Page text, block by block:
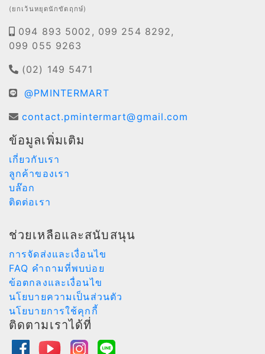
(ยกเว้นหยุดนักขัตฤกษ์)
094 893 5002, 099 254 8292,
099 055 9263
(02) 149 5471
@PMINTERMART
contact.pmintermart@gmail.com
ข้อมูลเพิ่มเติม
เกี่ยวกับเรา
ลูกค้าของเรา
บล๊อก
ติดต่อเรา
ช่วยเหลือและสนับสนุน
การจัดส่งและเงื่อนไข
FAQ คำถามที่พบบ่อย
ข้อตกลงและเงื่อนไข
นโยบายความเป็นส่วนตัว
นโยบายการใช้คุกกี้
ติดตามเราได้ที่